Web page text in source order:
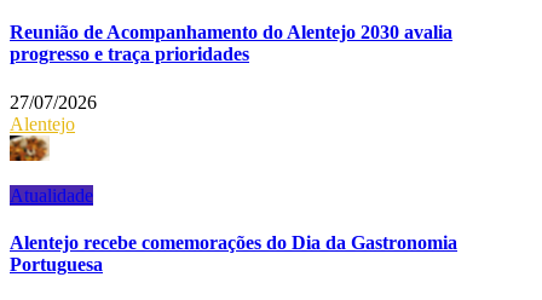
Reunião de Acompanhamento do Alentejo 2030 avalia
progresso e traça prioridades
27/07/2026
Alentejo
Atualidade
Alentejo recebe comemorações do Dia da Gastronomia
Portuguesa